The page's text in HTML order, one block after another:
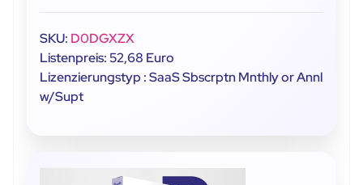
SKU: D0DGXZX
Listenpreis: 52,68 Euro
Lizenzierungstyp : SaaS Sbscrptn Mnthly or Annl
w/Supt